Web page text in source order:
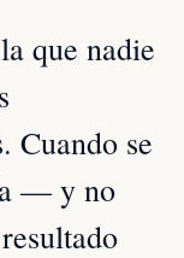
que nadie
Cuando se
— y no